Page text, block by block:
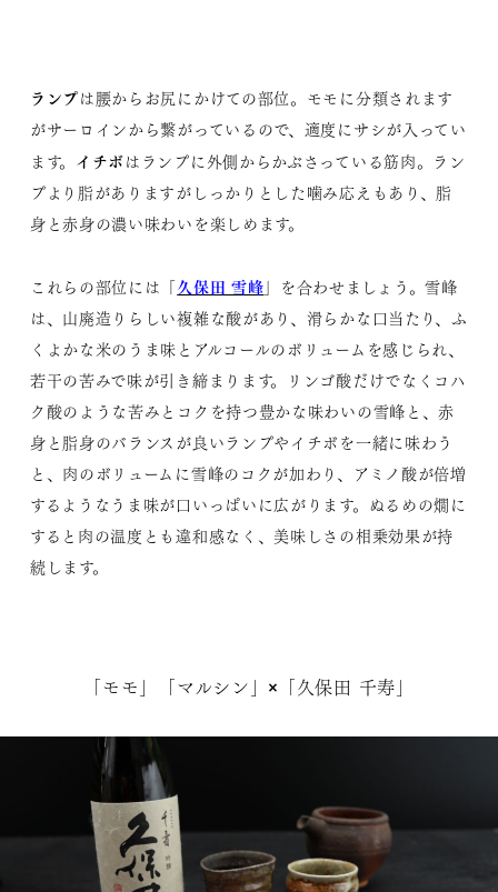
ランプは腰からお尻にかけての部位。モモに分類されます
がサーロインから繋がっているので、適度にサシが入ってい
ます。 イチボはランプに外側からかぶさっている筋肉。ラン
プより脂がありますがしっかりとした噛み応えもあり、脂
身と赤身の濃い味わいを楽しめます。
これらの部位には「久保田 雪峰」を合わせましょう。雪峰
は、山廃造りらしい複雑な酸があり、滑らかな口当たり、ふ
くよかな米のうま味とアルコールのボリュームを感じられ、
若干の苦みで味が引き締まります。リンゴ酸だけでなくコハ
ク酸のような苦みとコクを持つ豊かな味わいの雪峰と、赤
身と脂身のバランスが良いランプやイチボを一緒に味わう
と、肉のボリュームに雪峰のコクが加わり、アミノ酸が倍増
するようなうま味が口いっぱいに広がります。ぬるめの燗に
すると肉の温度とも違和感なく、美味しさの相乗効果が持
続します。
「モモ」「マルシン」×「久保田 千寿」